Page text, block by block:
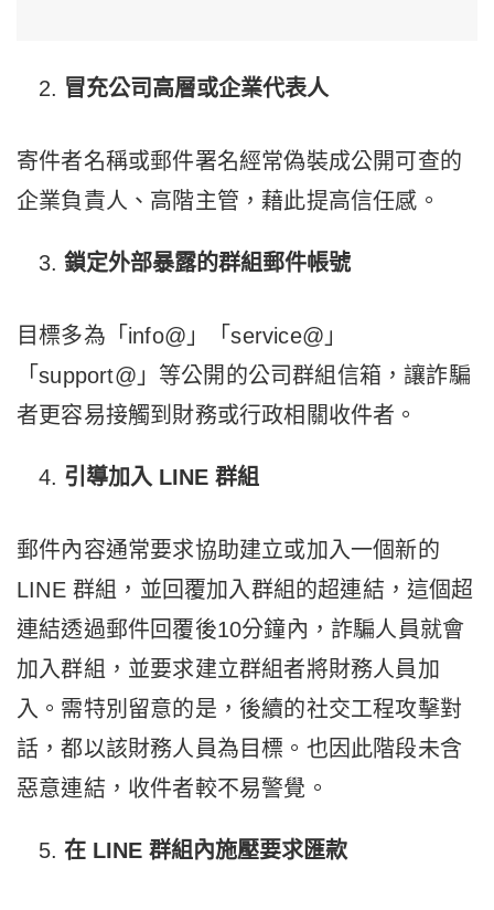
冒充公司高層或企業代表人
寄件者名稱或郵件署名經常偽裝成公開可查的
企業負責人、高階主管，藉此提高信任感。
鎖定外部暴露的群組郵件帳號
目標多為「info@」「service@」
「support@」等公開的公司群組信箱，讓詐騙
者更容易接觸到財務或行政相關收件者。
引導加入 LINE 群組
郵件內容通常要求協助建立或加入一個新的
LINE 群組，並回覆加入群組的超連結，這個超
連結透過郵件回覆後10分鐘內，詐騙人員就會
加入群組，並要求建立群組者將財務人員加
入。需特別留意的是，後續的社交工程攻擊對
話，都以該財務人員為目標。也因此階段未含
惡意連結，收件者較不易警覺。
在 LINE 群組內施壓要求匯款